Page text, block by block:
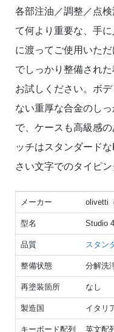
各部注油／調整／点
て何より重要な、手
に渡ってご使用いた
でしっかり整備され
お試しください。ボ
ない重厚な合金のし
で、ケースも高級感
ッチはスタンダード
さい文字でのタイピン
メーカー olivetti
型名 Studio
品質 スタン
整備状態 分解洗
再塗装箇所 なし
製造国 イタリ
キーボード配列 英文配